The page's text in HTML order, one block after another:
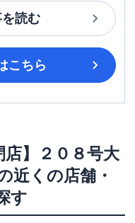
読む
こちら
店】２０８号大
近くの店舗・
す